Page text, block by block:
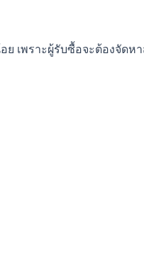
เพราะผู้รับซื้อจะต้องจัดห